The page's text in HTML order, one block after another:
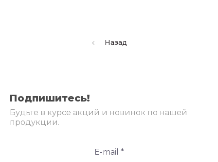
Назад
Подпишитесь!
Будьте в курсе акций и новинок по нашей
продукции.